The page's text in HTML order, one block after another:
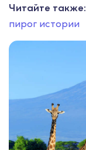
Читайте также:
пирог истории